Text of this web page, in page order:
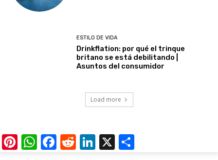
ESTILO DE VIDA
Drinkflation: por qué el trinque
britano se está debilitando |
Asuntos del consumidor
Load more
Pinterest
WhatsApp
Facebook
RedditLinkedIn
X